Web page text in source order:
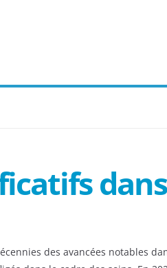
des avancées notables